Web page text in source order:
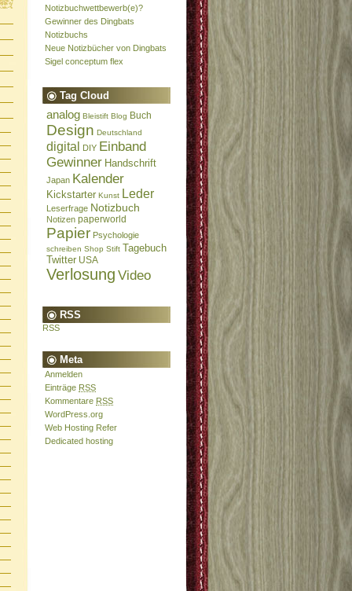
Notizbuchwettbewerb(e)?
Gewinner des Dingbats
Notizbuchs
Neue Notizbücher von Dingbats
Sigel conceptum flex
Tag Cloud
analog Bleistift Blog Buch
Design Deutschland
digital DIY Einband
Gewinner Handschrift
Japan Kalender
Kickstarter Kunst Leder
Leserfrage Notizbuch
Notizen paperworld
Papier Psychologie
schreiben Shop Stift Tagebuch
Twitter USA
Verlosung Video
RSS
RSS
Meta
Anmelden
Einträge RSS
Kommentare RSS
WordPress.org
Web Hosting Refer
Dedicated hosting